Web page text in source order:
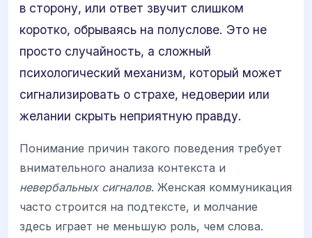
в сторону, или ответ звучит слишком
коротко, обрываясь на полуслове. Это не
просто случайность, а сложный
психологический механизм, который может
сигнализировать о страхе, недоверии или
желании скрыть неприятную правду.
Понимание причин такого поведения требует
внимательного анализа контекста и
невербальных сигналов. Женская коммуникация
часто строится на подтексте, и молчание
здесь играет не меньшую роль, чем слова.